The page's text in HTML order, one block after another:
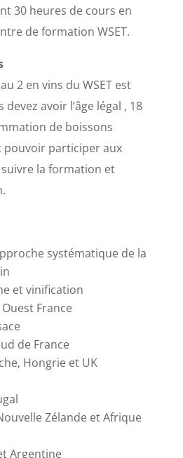
30 heures de cours en
de formation WSET.
2 en vins du WSET est
avoir l’âge légal , 18
de boissons
pouvoir participer aux
la formation et
systématique de la
et vinification
France
de France
Hongrie et UK
Zélande et Afrique
Argentine